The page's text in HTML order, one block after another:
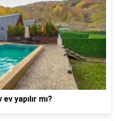
yapılır mı?